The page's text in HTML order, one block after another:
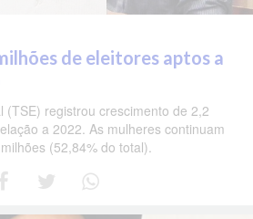
de eleitores aptos a
(TSE) registrou crescimento de 2,2
a 2022. As mulheres continuam
(52,84% do total).